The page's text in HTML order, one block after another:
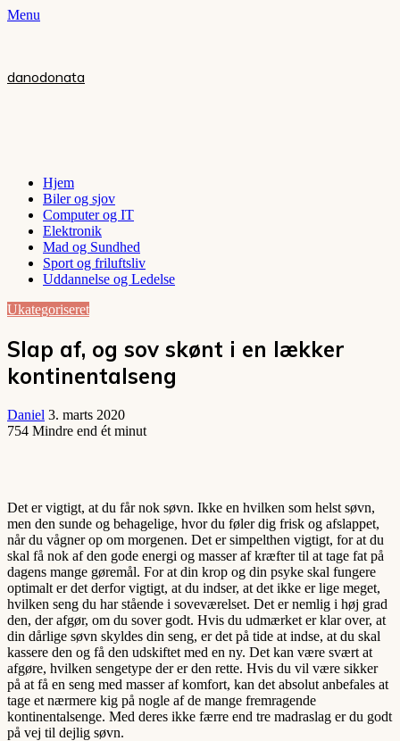
Menu
danodonata
Hjem
Biler og sjov
Computer og IT
Elektronik
Mad og Sundhed
Sport og friluftsliv
Uddannelse og Ledelse
Ukategoriseret
Slap af, og sov skønt i en lækker
kontinentalseng
Daniel 3. marts 2020
754 Mindre end ét minut
Det er vigtigt, at du får nok søvn. Ikke en hvilken som helst søvn,
men den sunde og behagelige, hvor du føler dig frisk og afslappet,
når du vågner op om morgenen. Det er simpelthen vigtigt, for at du
skal få nok af den gode energi og masser af kræfter til at tage fat på
dagens mange gøremål. For at din krop og din psyke skal fungere
optimalt er det derfor vigtigt, at du indser, at det ikke er lige meget,
hvilken seng du har stående i soveværelset. Det er nemlig i høj grad
den, der afgør, om du sover godt. Hvis du udmærket er klar over, at
din dårlige søvn skyldes din seng, er det på tide at indse, at du skal
kassere den og få den udskiftet med en ny. Det kan være svært at
afgøre, hvilken sengetype der er den rette. Hvis du vil være sikker
på at få en seng med masser af komfort, kan det absolut anbefales at
tage et nærmere kig på nogle af de mange fremragende
kontinentalsenge. Med deres ikke færre end tre madraslag er du godt
på vej til dejlig søvn.